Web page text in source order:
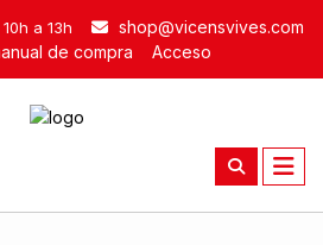
a 13h
shop@vicensvives.com
de compra
Acceso